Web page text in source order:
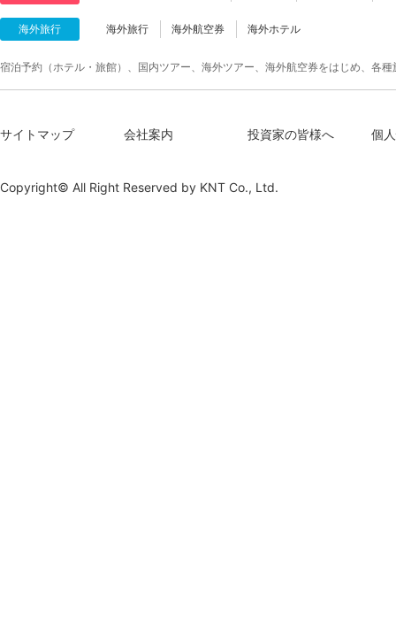
海外旅行 海外旅行 海外航空券 海外ホテル
宿泊予約（ホテル・旅館）、国内ツアー、海外ツアー、海外航空券をはじめ、各
サイトマップ 会社案内 投資家の皆様へ 個
Copyright© All Right Reserved by KNT Co., Ltd.